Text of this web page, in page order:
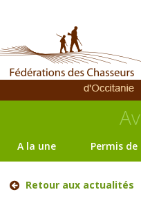
A la une Permis de
Retour aux actualités